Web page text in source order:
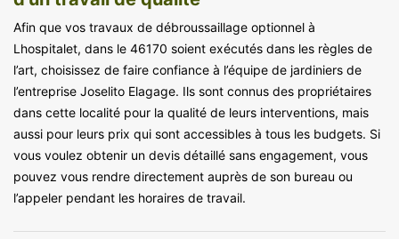
Afin que vos travaux de débroussaillage optionnel à
Lhospitalet, dans le 46170 soient exécutés dans les règles de
l’art, choisissez de faire confiance à l’équipe de jardiniers de
l’entreprise Joselito Elagage. Ils sont connus des propriétaires
dans cette localité pour la qualité de leurs interventions, mais
aussi pour leurs prix qui sont accessibles à tous les budgets. Si
vous voulez obtenir un devis détaillé sans engagement, vous
pouvez vous rendre directement auprès de son bureau ou
l’appeler pendant les horaires de travail.